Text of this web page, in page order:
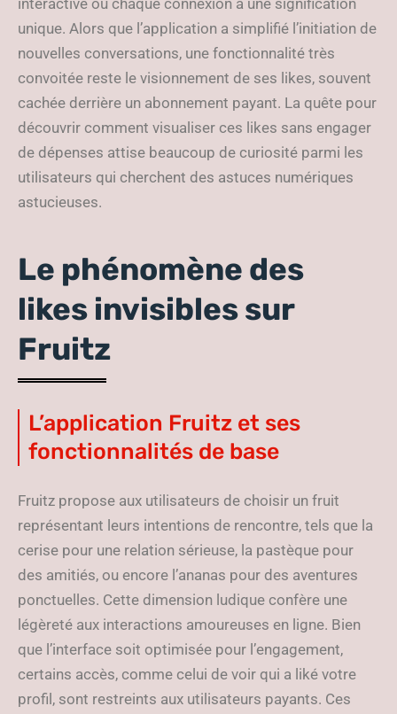
interactive où chaque connexion a une signification
unique. Alors que l’application a simplifié l’initiation de
nouvelles conversations, une fonctionnalité très
convoitée reste le visionnement de ses likes, souvent
cachée derrière un abonnement payant. La quête pour
découvrir comment visualiser ces likes sans engager
de dépenses attise beaucoup de curiosité parmi les
utilisateurs qui cherchent des astuces numériques
astucieuses.
Le phénomène des
likes invisibles sur
Fruitz
L’application Fruitz et ses
fonctionnalités de base
Fruitz propose aux utilisateurs de choisir un fruit
représentant leurs intentions de rencontre, tels que la
cerise pour une relation sérieuse, la pastèque pour
des amitiés, ou encore l’ananas pour des aventures
ponctuelles. Cette dimension ludique confère une
légèreté aux interactions amoureuses en ligne. Bien
que l’interface soit optimisée pour l’engagement,
certains accès, comme celui de voir qui a liké votre
profil, sont restreints aux utilisateurs payants. Ces